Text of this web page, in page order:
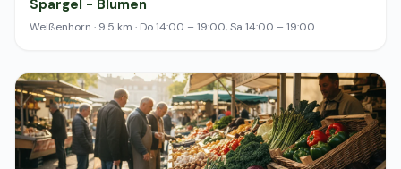
Spargel - Blumen
Weißenhorn · 9.5 km · Do 14:00 – 19:00, Sa 14:00 – 19:00